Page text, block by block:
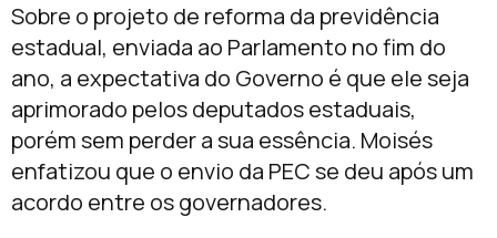
Sobre o projeto de reforma da previdência
estadual, enviada ao Parlamento no fim do
ano, a expectativa do Governo é que ele seja
aprimorado pelos deputados estaduais,
porém sem perder a sua essência. Moisés
enfatizou que o envio da PEC se deu após um
acordo entre os governadores.